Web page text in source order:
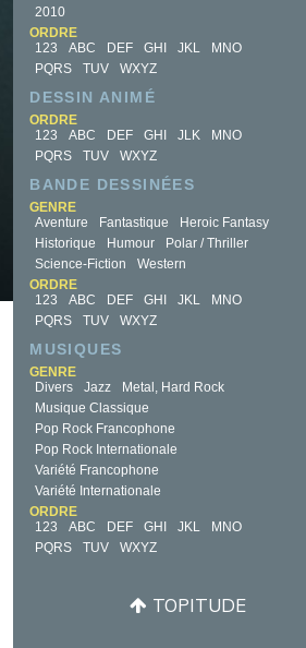
2010
ORDRE
123
ABC DEF GHI JKL
MNO
PQRS
TUV WXYZ
DESSIN ANIMÉ
ORDRE
123
ABC DEF GHI JLK
MNO
PQRS
TUV WXYZ
BANDE DESSINÉES
GENRE
Aventure
Fantastique
Heroic Fantasy
Historique
Humour
Polar / Thriller
Science-Fiction
Western
ORDRE
123
ABC DEF GHI JKL
MNO
PQRS
TUV WXYZ
MUSIQUES
GENRE
Divers
Jazz
Metal, Hard Rock
Musique Classique
Pop Rock Francophone
Pop Rock Internationale
Variété Francophone
Variété Internationale
ORDRE
123
ABC DEF GHI JKL
MNO
PQRS
TUV WXYZ
TOPITUDE